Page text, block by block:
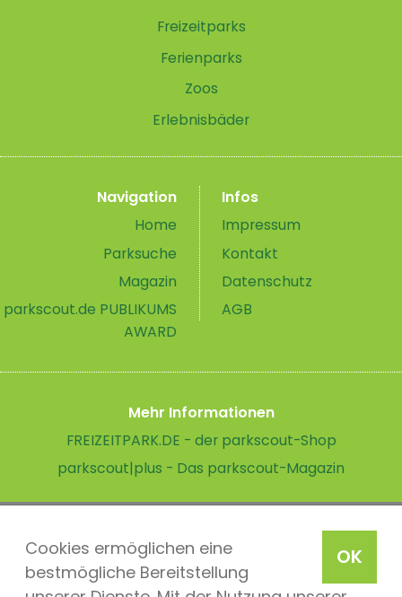
OK
Cookies ermöglichen eine
bestmögliche Bereitstellung
Freizeitparks
Ferienparks
Zoos
Erlebnisbäder
Navigation
Home
Parksuche
Magazin
parkscout.de PUBLIKUMS
AWARD
Infos
Impressum
Kontakt
Datenschutz
AGB
Mehr Informationen
FREIZEITPARK.DE - der parkscout-Shop
parkscout|plus - Das parkscout-Magazin